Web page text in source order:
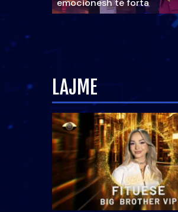
emocionesh të forta
LAJME